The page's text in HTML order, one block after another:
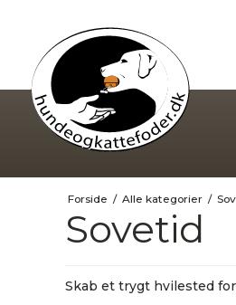
Forside / Alle kategorier /
Sovetid
Skab et trygt hvilested